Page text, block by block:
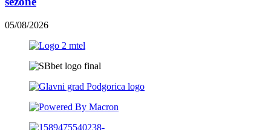
05/08/2026